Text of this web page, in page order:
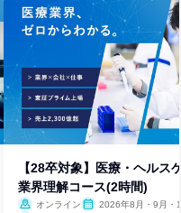
【28卒対象】医療・ヘルス
業界理解コース(2時間)
オンライン
2026年8月・9月・